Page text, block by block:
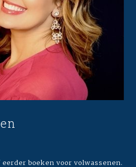
boeken voor volwassenen.